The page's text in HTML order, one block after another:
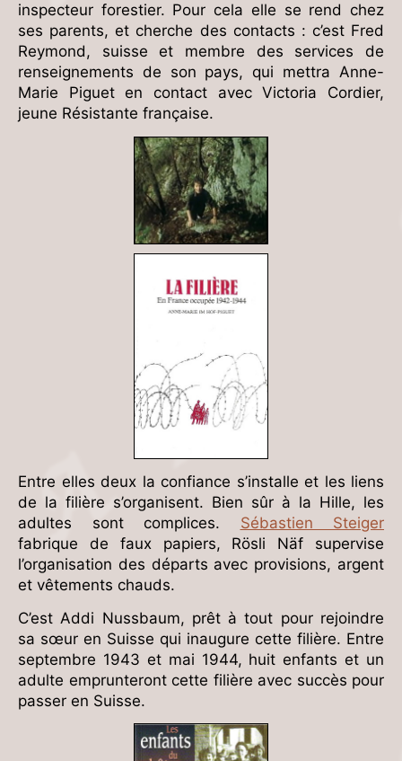
inspecteur forestier. Pour cela elle se rend chez
ses parents, et cherche des contacts : c’est Fred
Reymond, suisse et membre des services de
renseignements de son pays, qui mettra Anne-
Marie Piguet en contact avec Victoria Cordier,
jeune Résistante française.
Entre elles deux la confiance s’installe et les liens
de la filière s’organisent. Bien sûr à la Hille, les
adultes sont complices. Sébastien Steiger
fabrique de faux papiers, Rösli Näf supervise
l’organisation des départs avec provisions, argent
et vêtements chauds.
C’est Addi Nussbaum, prêt à tout pour rejoindre
sa sœur en Suisse qui inaugure cette filière. Entre
septembre 1943 et mai 1944, huit enfants et un
adulte emprunteront cette filière avec succès pour
passer en Suisse.